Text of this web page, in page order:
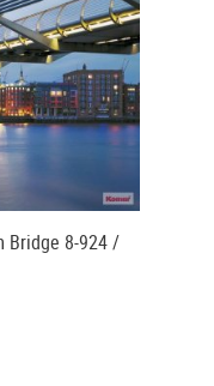
Bridge 8-924 /